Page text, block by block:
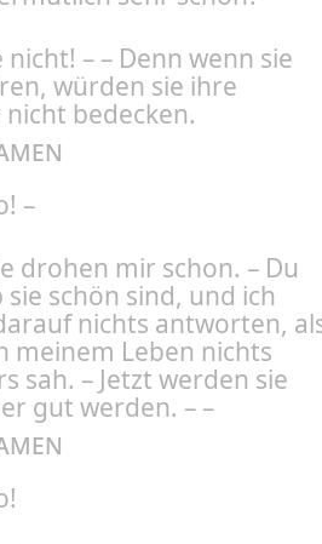
– – Denn wenn sie
würden sie ihre
nicht bedecken.
–
drohen mir schon. – Du
schön sind, und ich
nichts antworten,
meinem Leben nichts
sah. – Jetzt werden sie
gut werden. – –